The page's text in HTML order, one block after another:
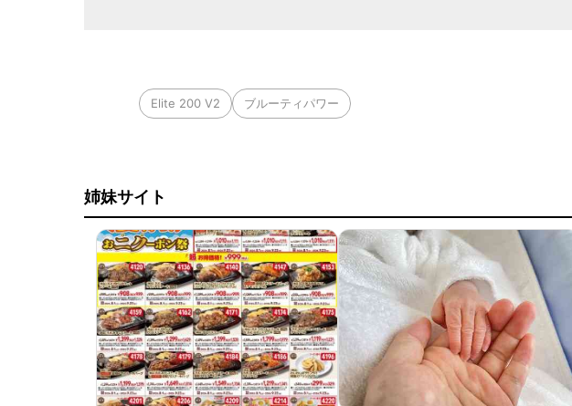
Elite 200 V2 ブルーティパワー
姉妹サイト